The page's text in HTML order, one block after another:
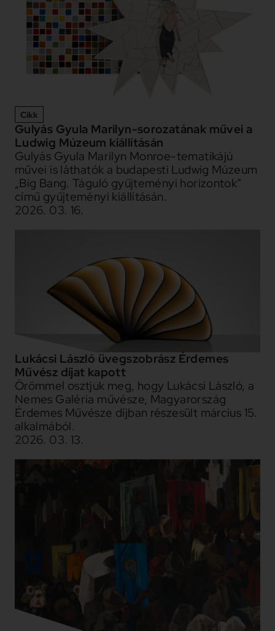
Cikk
Gulyás Gyula Marilyn-sorozatának művei a
Ludwig Múzeum kiállításán
Gulyás Gyula Marilyn Monroe-tematikájú
művei is láthatók a budapesti Ludwig Múzeum
„Big Bang. Táguló gyűjteményi horizontok”
című gyűjteményi kiállításán.
2026. 03. 16.
Lukácsi László üvegszobrász Érdemes
Művész díjat kapott
Örömmel osztjuk meg, hogy Lukácsi László, a
Nemes Galéria művésze, Magyarország
Érdemes Művésze díjban részesült március 15.
alkalmából.
2026. 03. 13.